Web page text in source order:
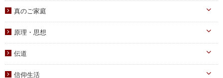
摂理のみ言
信仰のみ言
子女教育
生涯路程
自叙伝関連
真の父母様・その他
真のご家庭
原理・思想
伝道
信仰生活